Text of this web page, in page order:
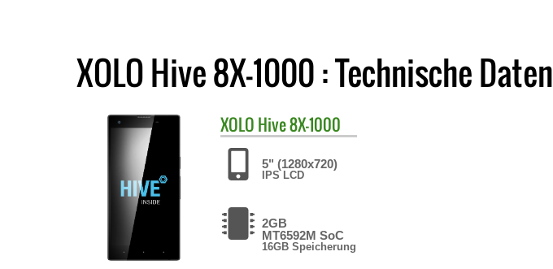
XOLO Hive 8X-1000 : Technische Daten
XOLO Hive 8X-1000
5" (1280x720)
IPS LCD
2GB
MT6592M SoC
16GB Speicherung